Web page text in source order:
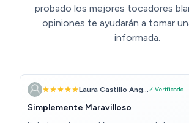
probado los mejores tocadores
opiniones te ayudarán a tomar
informada.
Laura Castillo Ang... ✓ Verificado
Simplemente Maravilloso